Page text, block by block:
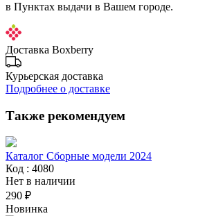
в Пунктах выдачи в Вашем городе.
Доставка Boxberry
Курьерская доставка
Подробнее о доставке
Также рекомендуем
Каталог Сборные модели 2024
Код : 4080
Нет в наличии
290 ₽
Новинка